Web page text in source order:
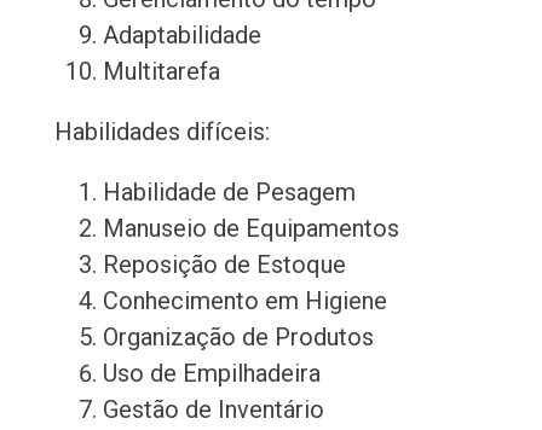
Adaptabilidade
Multitarefa
Habilidades difíceis:
Habilidade de Pesagem
Manuseio de Equipamentos
Reposição de Estoque
Conhecimento em Higiene
Organização de Produtos
Uso de Empilhadeira
Gestão de Inventário